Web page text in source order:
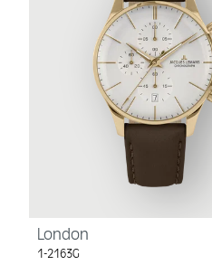
London
1-2163G